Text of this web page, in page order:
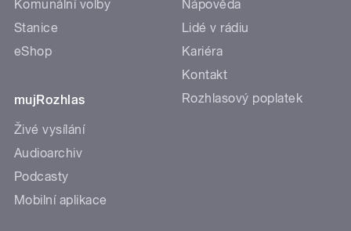
Komunální volby
Stanice
eShop
mujRozhlas
Živé vysílání
Audioarchiv
Podcasty
Mobilní aplikace
Nápověda
Lidé v rádiu
Kariéra
Kontakt
Rozhlasový poplatek